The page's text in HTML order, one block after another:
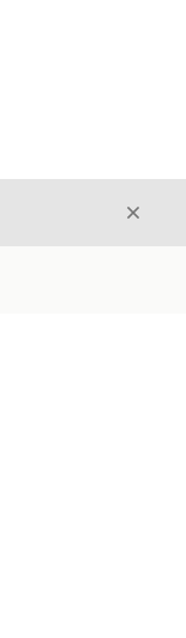
Avslutt